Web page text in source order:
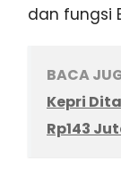
dan fungsi
BACA
Kepri
Rp143